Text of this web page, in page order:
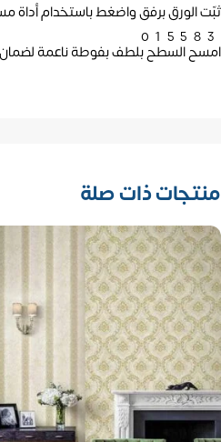
ثبّت الورق برفق واضغط باستخدام أداة
امسح السطح بلطف بفوطة ناعمة لضمان
منتجات ذات صلة